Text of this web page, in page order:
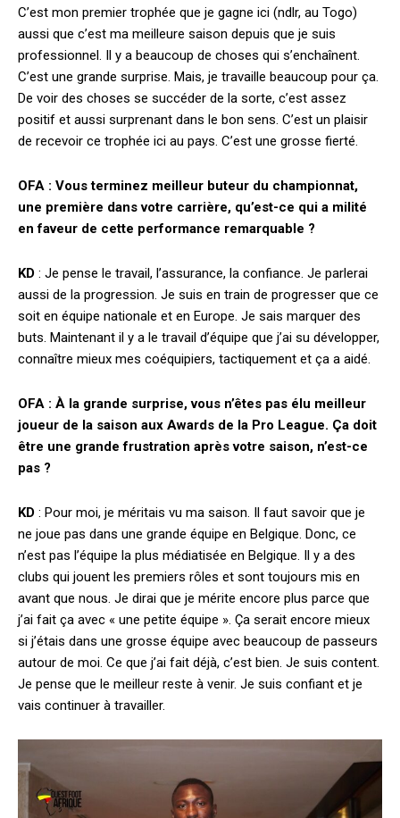
C’est mon premier trophée que je gagne ici (ndlr, au Togo)
aussi que c’est ma meilleure saison depuis que je suis
professionnel. Il y a beaucoup de choses qui s’enchaînent.
C’est une grande surprise. Mais, je travaille beaucoup pour ça.
De voir des choses se succéder de la sorte, c’est assez
positif et aussi surprenant dans le bon sens. C’est un plaisir
de recevoir ce trophée ici au pays. C’est une grosse fierté.
OFA : Vous terminez meilleur buteur du championnat,
une première dans votre carrière, qu’est-ce qui a milité
en faveur de cette performance remarquable ?
KD : Je pense le travail, l’assurance, la confiance. Je parlerai
aussi de la progression. Je suis en train de progresser que ce
soit en équipe nationale et en Europe. Je sais marquer des
buts. Maintenant il y a le travail d’équipe que j’ai su développer,
connaître mieux mes coéquipiers, tactiquement et ça a aidé.
OFA : À la grande surprise, vous n’êtes pas élu meilleur
joueur de la saison aux Awards de la Pro League. Ça doit
être une grande frustration après votre saison, n’est-ce
pas ?
KD : Pour moi, je méritais vu ma saison. Il faut savoir que je
ne joue pas dans une grande équipe en Belgique. Donc, ce
n’est pas l’équipe la plus médiatisée en Belgique. Il y a des
clubs qui jouent les premiers rôles et sont toujours mis en
avant que nous. Je dirai que je mérite encore plus parce que
j’ai fait ça avec « une petite équipe ». Ça serait encore mieux
si j’étais dans une grosse équipe avec beaucoup de passeurs
autour de moi. Ce que j’ai fait déjà, c’est bien. Je suis content.
Je pense que le meilleur reste à venir. Je suis confiant et je
vais continuer à travailler.